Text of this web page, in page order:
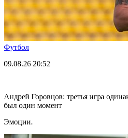
Футбол
09.08.26 20:52
Андрей Горовцов: третья игра
был один момент
Эмоции.